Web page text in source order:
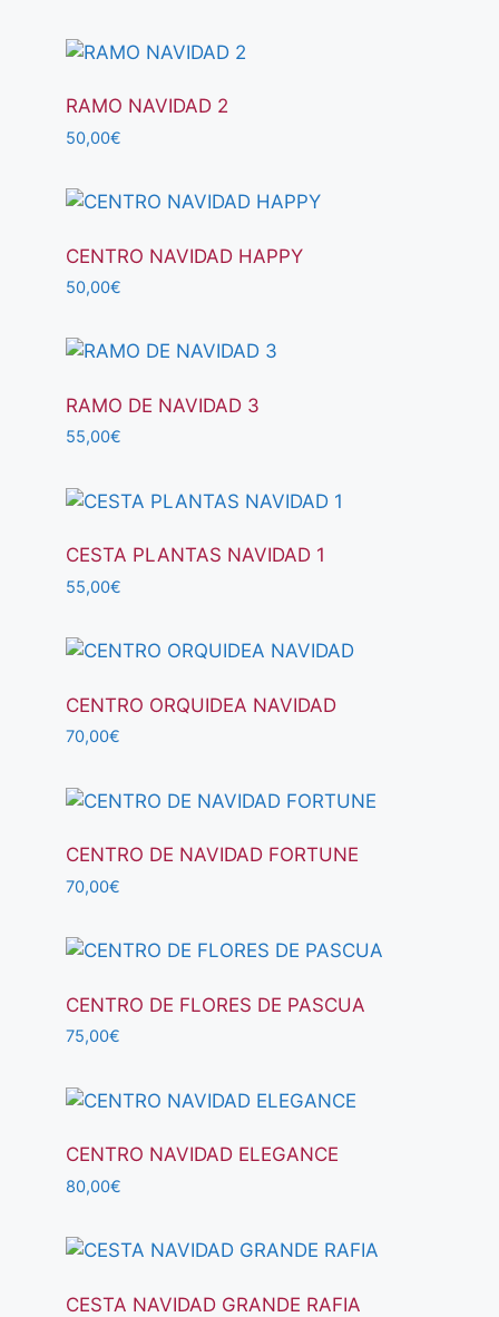
RAMO NAVIDAD 2
50,00€
CENTRO NAVIDAD HAPPY
50,00€
RAMO DE NAVIDAD 3
55,00€
CESTA PLANTAS NAVIDAD 1
55,00€
CENTRO ORQUIDEA NAVIDAD
70,00€
CENTRO DE NAVIDAD FORTUNE
70,00€
CENTRO DE FLORES DE PASCUA
75,00€
CENTRO NAVIDAD ELEGANCE
80,00€
CESTA NAVIDAD GRANDE RAFIA